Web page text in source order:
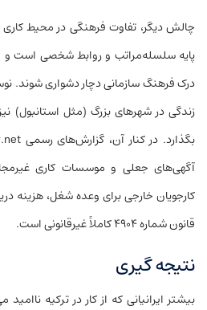
چالش دیگر، تفاوت فرهنگی در محیط
پایه سلسله‌مراتب و روابط شخصی است و
درک فرهنگ سازمانی دچار دشواری شوند.
زندگی در شهرهای بزرگ (مثل استانبول)
آگهی‌های جعلی و موسسات کاری
کارجویان خارجی برای وعده شغل، هزینه
قانون شماره ۴۹۰۴ کاملاً غیرقانونی است.
نتیجه گیری
بیشتر ایرانیانی که از کار در ترکیه